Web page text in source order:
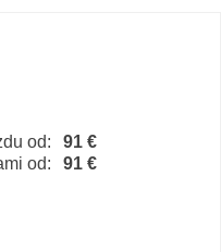
od:
91 €
od:
91 €